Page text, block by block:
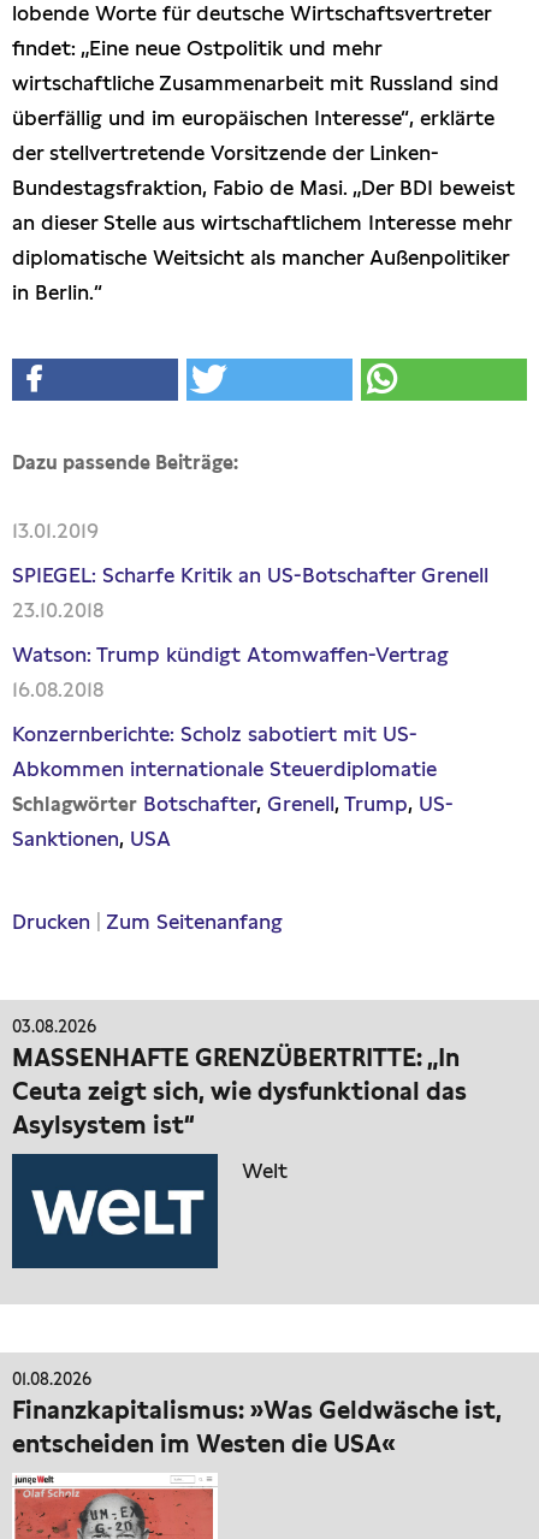
lobende Worte für deutsche Wirtschaftsvertreter
findet: „Eine neue Ostpolitik und mehr
wirtschaftliche Zusammenarbeit mit Russland sind
überfällig und im europäischen Interesse“, erklärte
der stellvertretende Vorsitzende der Linken-
Bundestagsfraktion, Fabio de Masi. „Der BDI beweist
an dieser Stelle aus wirtschaftlichem Interesse mehr
diplomatische Weitsicht als mancher Außenpolitiker
in Berlin.“
Dazu passende Beiträge:
13.01.2019
SPIEGEL: Scharfe Kritik an US-Botschafter Grenell
23.10.2018
Watson: Trump kündigt Atomwaffen-Vertrag
16.08.2018
Konzernberichte: Scholz sabotiert mit US-
Abkommen internationale Steuerdiplomatie
Schlagwörter Botschafter Grenell Trump US-
Sanktionen USA
Drucken Zum Seitenanfang
03.08.2026
MASSENHAFTE GRENZÜBERTRITTE: „In
Ceuta zeigt sich, wie dysfunktional das
Asylsystem ist“
Welt
01.08.2026
Finanzkapitalismus: »Was Geldwäsche ist,
entscheiden im Westen die USA«